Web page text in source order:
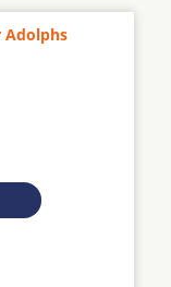
Adolphs